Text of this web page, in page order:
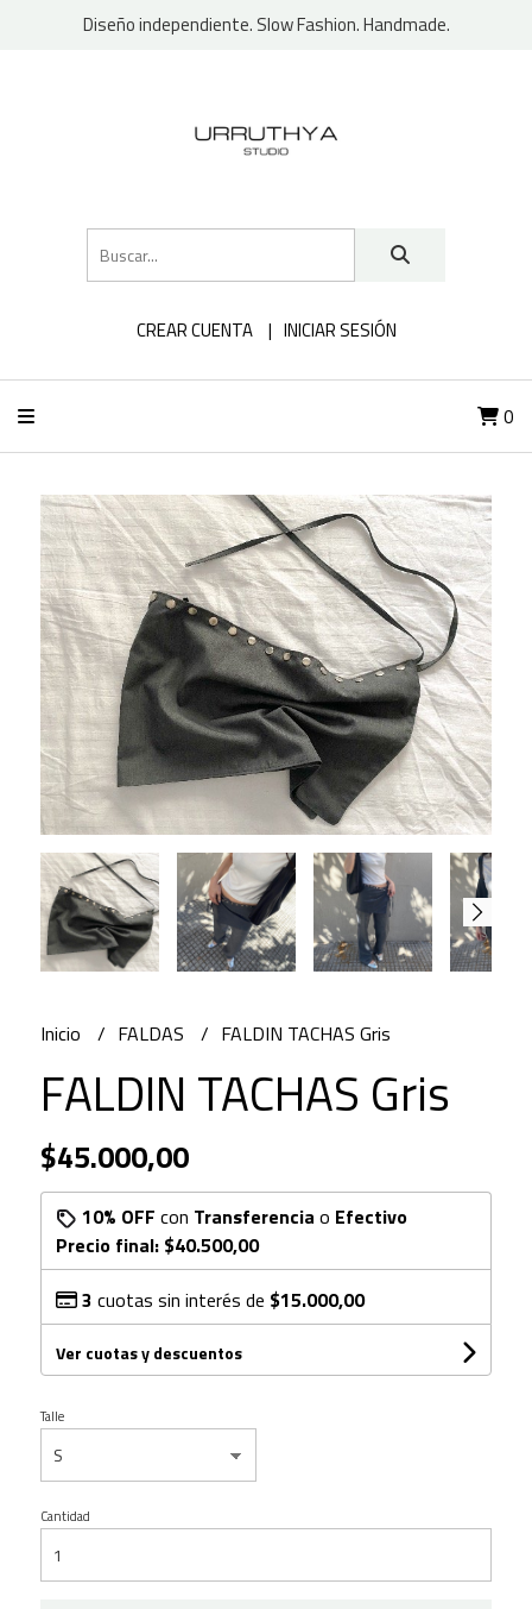
Diseño independiente. Slow Fashion. Handmade.
CREAR CUENTA INICIAR SESIÓN
0
Inicio FALDAS FALDIN TACHAS Gris
FALDIN TACHAS Gris
$45.000,00
10% OFF con Transferencia o Efectivo
Precio final: $40.500,00
3 cuotas sin interés de $15.000,00
Ver cuotas y descuentos
Talle
Cantidad